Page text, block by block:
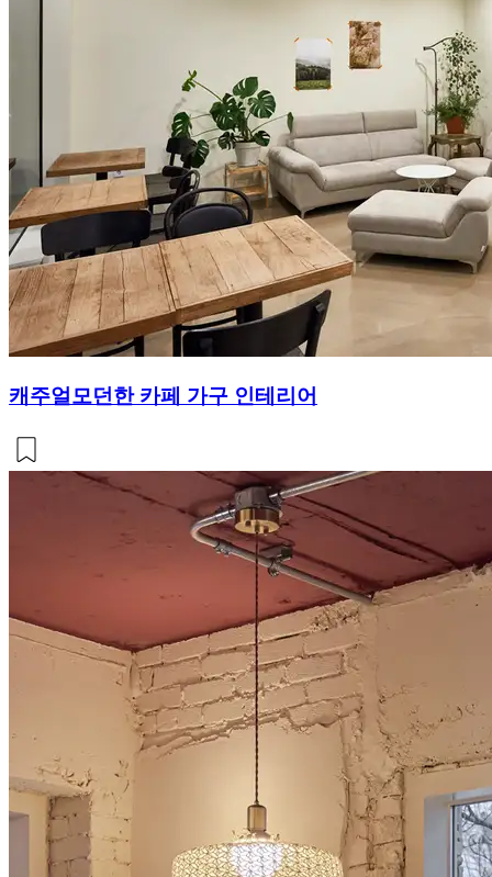
캐주얼모던한 카페 가구 인테리어